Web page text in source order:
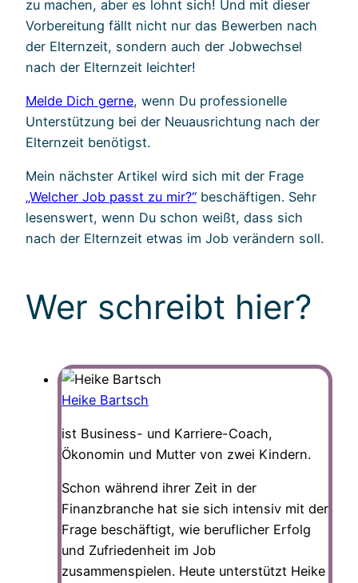
zu machen, aber es lohnt sich! Und mit dieser
Vorbereitung fällt nicht nur das Bewerben nach
der Elternzeit, sondern auch der Jobwechsel
nach der Elternzeit leichter!
Melde Dich gerne, wenn Du professionelle
Unterstützung bei der Neuausrichtung nach der
Elternzeit benötigst.
Mein nächster Artikel wird sich mit der Frage
„Welcher Job passt zu mir?“ beschäftigen. Sehr
lesenswert, wenn Du schon weißt, dass sich
nach der Elternzeit etwas im Job verändern soll.
Wer schreibt hier?
Heike Bartsch
ist Business- und Karriere-Coach,
Ökonomin und Mutter von zwei Kindern.
Schon während ihrer Zeit in der
Finanzbranche hat sie sich intensiv mit der
Frage beschäftigt, wie beruflicher Erfolg
und Zufriedenheit im Job
zusammenspielen. Heute unterstützt Heike